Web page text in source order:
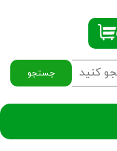
جستجو